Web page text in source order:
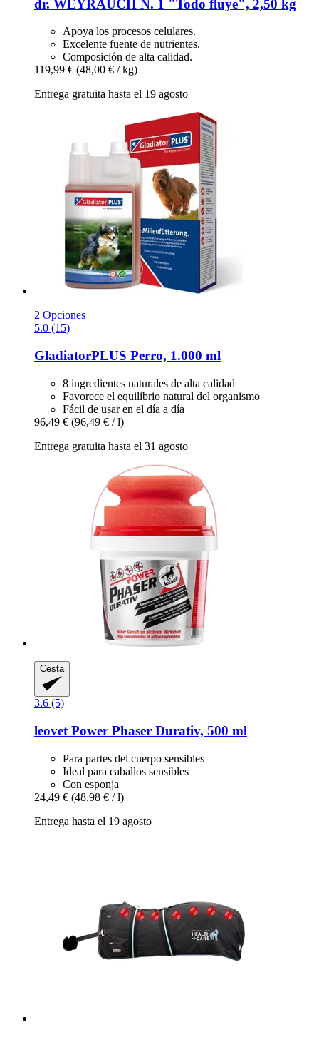
dr. WEYRAUCH N. 1 "Todo fluye", 2,50 kg
Apoya los procesos celulares.
Excelente fuente de nutrientes.
Composición de alta calidad.
119,99 € (48,00 € / kg)
Entrega gratuita hasta el 19 agosto
2 Opciones
5.0 (15)
GladiatorPLUS Perro, 1.000 ml
8 ingredientes naturales de alta calidad
Favorece el equilibrio natural del organismo
Fácil de usar en el día a día
96,49 € (96,49 € / l)
Entrega gratuita hasta el 31 agosto
Cesta
3.6 (5)
leovet Power Phaser Durativ, 500 ml
Para partes del cuerpo sensibles
Ideal para caballos sensibles
Con esponja
24,49 € (48,98 € / l)
Entrega hasta el 19 agosto